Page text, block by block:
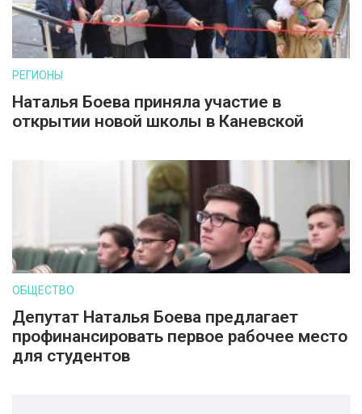
РЕГИОНЫ
Наталья Боева приняла участие в
открытии новой школы в Каневской
ОБЩЕСТВО
Депутат Наталья Боева предлагает
профинансировать первое рабочее место
для студентов